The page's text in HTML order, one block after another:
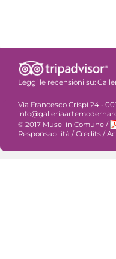
Leggi le recensioni su:
Via Francesco Crispi 24 -
© 2017 Musei in Comune /
Responsabilità /Credits /